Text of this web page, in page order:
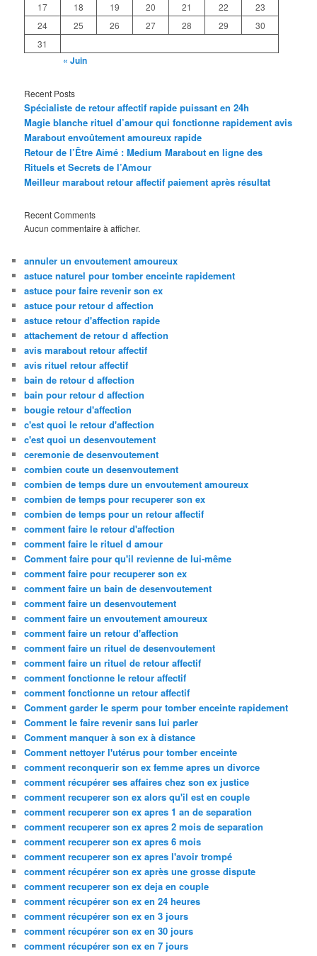
17
18 19 20 21 22
23
24
25 26 27 28 29
30
31
« Juin
Recent Posts
Spécialiste de retour affectif rapide puissant en 24h
Magie blanche rituel d’amour qui fonctionne rapidement avis
Marabout envoûtement amoureux rapide
Retour de l’Être Aimé : Medium Marabout en ligne des
Rituels et Secrets de l’Amour
Meilleur marabout retour affectif paiement après résultat
Recent Comments
Aucun commentaire à afficher.
annuler un envoutement amoureux
astuce naturel pour tomber enceinte rapidement
astuce pour faire revenir son ex
astuce pour retour d affection
astuce retour d'affection rapide
attachement de retour d affection
avis marabout retour affectif
avis rituel retour affectif
bain de retour d affection
bain pour retour d affection
bougie retour d'affection
c'est quoi le retour d'affection
c'est quoi un desenvoutement
ceremonie de desenvoutement
combien coute un desenvoutement
combien de temps dure un envoutement amoureux
combien de temps pour recuperer son ex
combien de temps pour un retour affectif
comment faire le retour d'affection
comment faire le rituel d amour
Comment faire pour qu'il revienne de lui-même
comment faire pour recuperer son ex
comment faire un bain de desenvoutement
comment faire un desenvoutement
comment faire un envoutement amoureux
comment faire un retour d'affection
comment faire un rituel de desenvoutement
comment faire un rituel de retour affectif
comment fonctionne le retour affectif
comment fonctionne un retour affectif
Comment garder le sperm pour tomber enceinte rapidement
Comment le faire revenir sans lui parler
Comment manquer à son ex à distance
Comment nettoyer l'utérus pour tomber enceinte
comment reconquerir son ex femme apres un divorce
comment récupérer ses affaires chez son ex justice
comment recuperer son ex alors qu'il est en couple
comment recuperer son ex apres 1 an de separation
comment recuperer son ex apres 2 mois de separation
comment recuperer son ex apres 6 mois
comment recuperer son ex apres l'avoir trompé
comment récupérer son ex après une grosse dispute
comment recuperer son ex deja en couple
comment récupérer son ex en 24 heures
comment récupérer son ex en 3 jours
comment récupérer son ex en 30 jours
comment récupérer son ex en 7 jours